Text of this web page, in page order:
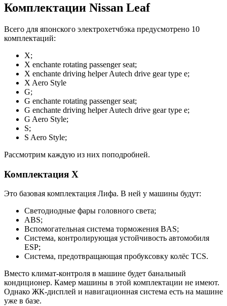
Комплектации Nissan Leaf
Всего для японского электрохетчбэка предусмотрено 10
комплектаций:
X;
X enchante rotating passenger seat;
X enchante driving helper Autech drive gear type e;
X Aero Style
G;
G enchante rotating passenger seat;
G enchante driving helper Autech drive gear type e;
G Aero Style;
S;
S Aero Style;
Рассмотрим каждую из них поподробней.
Комплектация X
Это базовая комплектация Лифа. В ней у машины будут:
Светодиодные фары головного света;
ABS;
Вспомогательная система торможения BAS;
Система, контролирующая устойчивость автомобиля
ESP;
Система, предотвращающая пробуксовку колёс TCS.
Вместо климат-контроля в машине будет банальный
кондиционер. Камер машины в этой комплектации не имеют.
Однако ЖК-дисплей и навигационная система есть на машине
уже в базе.